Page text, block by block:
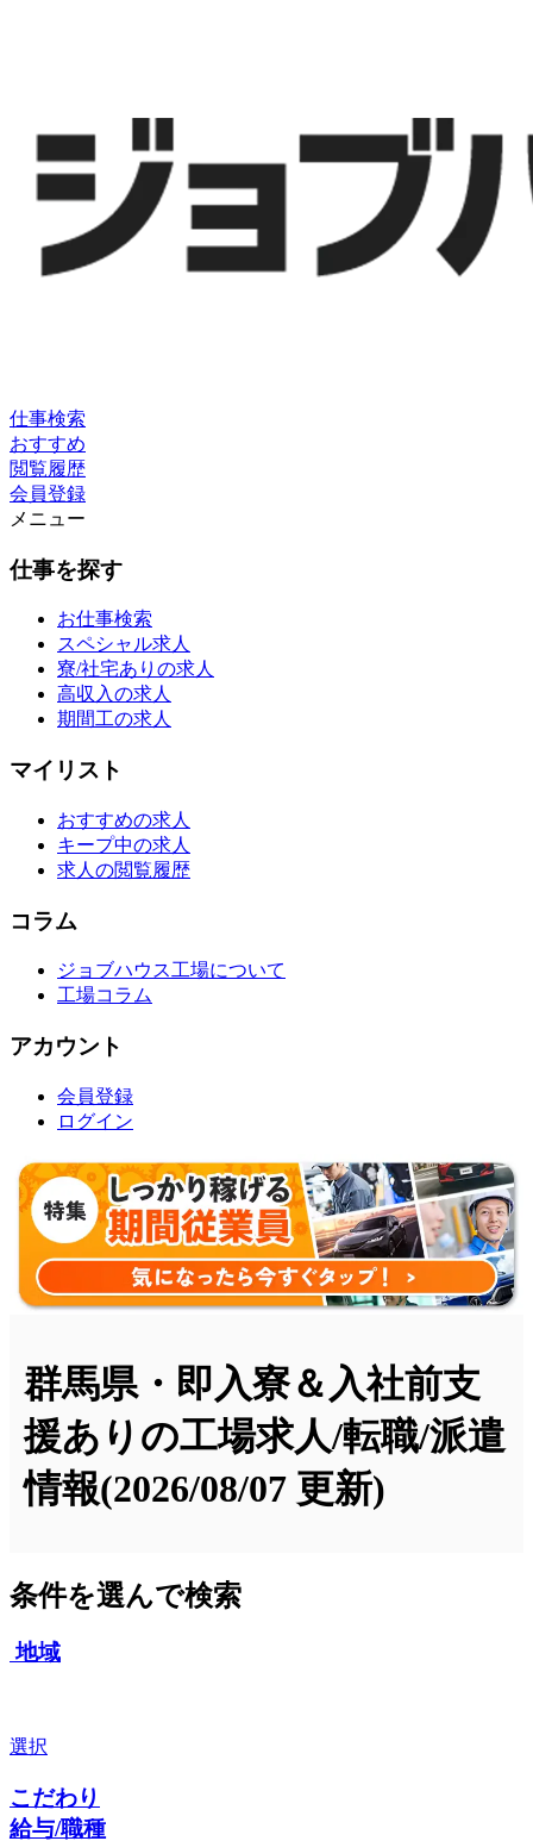
仕事検索
おすすめ
閲覧履歴
会員登録
メニュー
仕事を探す
お仕事検索
スペシャル求人
寮/社宅ありの求人
高収入の求人
期間工の求人
マイリスト
おすすめの求人
キープ中の求人
求人の閲覧履歴
コラム
ジョブハウス工場について
工場コラム
アカウント
会員登録
ログイン
群馬県・即入寮＆入社前支
援ありの工場求人/転職/派遣
情報(2026/08/07 更新)
条件を選んで検索
地域
選択
こだわり
給与/職種